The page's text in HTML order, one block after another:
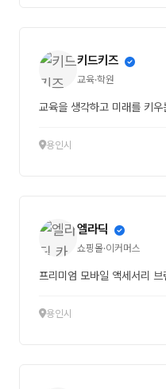
키드키즈
교육·학원
교육을 생각하고 미래를 키
용인시
엘라딕
쇼핑몰·이커머스
프리미엄 모바일 액세서리
용인시